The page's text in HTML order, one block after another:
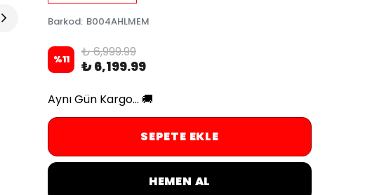
Barkod: B004AHLMEM
%11 ₺ 6,999.99
₺ 6,199.99
Aynı Gün Kargo... 🚚
SEPETE EKLE
HEMEN AL